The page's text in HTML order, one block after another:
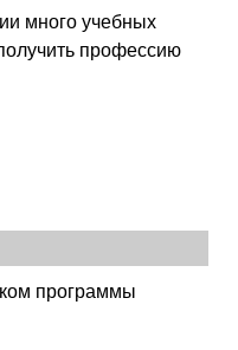
много учебных
профессию
программы